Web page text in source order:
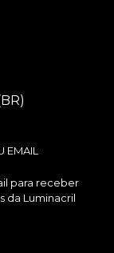
EMAIL
para receber
da Luminacril